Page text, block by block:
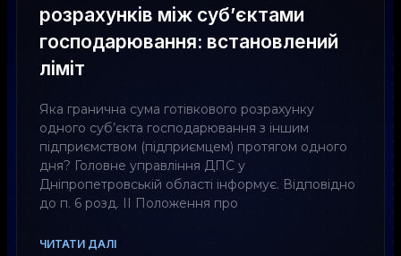
розрахунків між суб’єктами
господарювання: встановлений
ліміт
Яка гранична сума готівкового розрахунку
одного суб’єкта господарювання з іншим
підприємством (підприємцем) протягом одного
дня? Головне управління ДПС у
Дніпропетровській області інформує. Відповідно
до п. 6 розд. ІІ Положення про
ЧИТАТИ ДАЛІ